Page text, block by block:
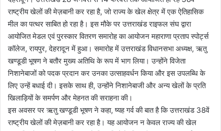
राष्ट्रीय खेलों की मेज़बानी कर रहा है, जो राज्य के खेल क्षेत्र में एक ऐतिहासिक
मील का पत्थर साबित हो रहा है। इस मौके पर उत्तराखंड राइफल संघ द्वारा
आयोजित मेडल एवं पुरस्कार वितरण समारोह का आयोजन महाराणा प्रताप स्पोर्ट्स
कॉलेज, रायपुर, देहरादून में हुआ। समारोह में उत्तराखंड विधानसभा अध्यक्ष, ऋतु
खण्डूडी भूषण ने बतौर मुख्य अतिथि के रूप में भाग लिया। उन्होंने विजेता
निशानेबाजों को पदक प्रदान कर उनका उत्साहवर्धन किया और इस उपलब्धि के
लिए उन्हें बधाई दी। इसके साथ ही, उन्होंने निशानेबाजी और अन्य खेलों के प्रति
खिलाड़ियों के समर्पण और मेहनत की सराहना की।
इस अवसर पर ऋतु खण्डूडी भूषण ने कहा, ष्यह गर्व की बात है कि उत्तराखंड 38वें
राष्ट्रीय खेलों की मेज़बानी कर रहा है। यह आयोजन न केवल राज्य की खेल